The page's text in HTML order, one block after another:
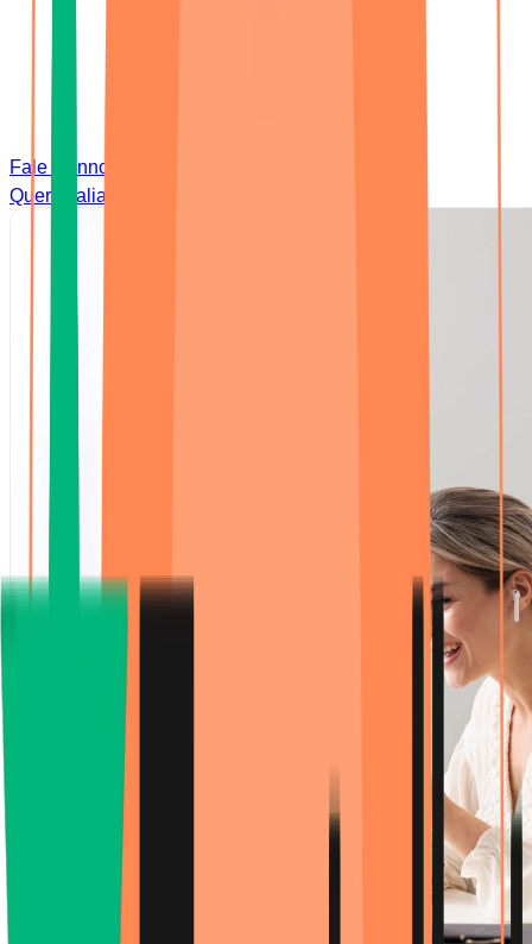
Fale Connosco
Quer avaliar o nível de inglês do seu filho?